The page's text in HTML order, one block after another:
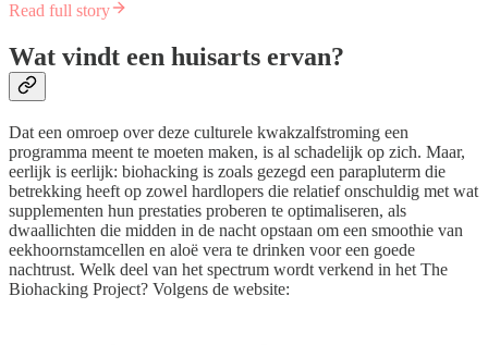
Read full story
Wat vindt een huisarts ervan?
Dat een omroep over deze culturele kwakzalfstroming een
programma meent te moeten maken, is al schadelijk op zich. Maar,
eerlijk is eerlijk: biohacking is zoals gezegd een parapluterm die
betrekking heeft op zowel hardlopers die relatief onschuldig met wat
supplementen hun prestaties proberen te optimaliseren, als
dwaallichten die midden in de nacht opstaan om een smoothie van
eekhoornstamcellen en aloë vera te drinken voor een goede
nachtrust. Welk deel van het spectrum wordt verkend in het The
Biohacking Project? Volgens de website: